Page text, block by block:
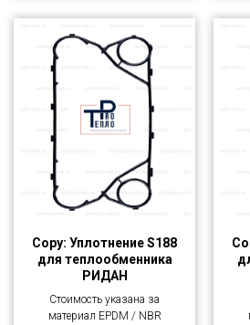
Copy: Уплотнение S188
для теплообменника
РИДАН
Стоимость указана за
материал EPDM / NBR